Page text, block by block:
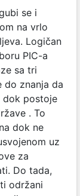
se i
na vrlo
Logičan
PIC-a
sa tri
do znanja da
dok postoje
. To
dok ne
uz
za
Do tada,
održani